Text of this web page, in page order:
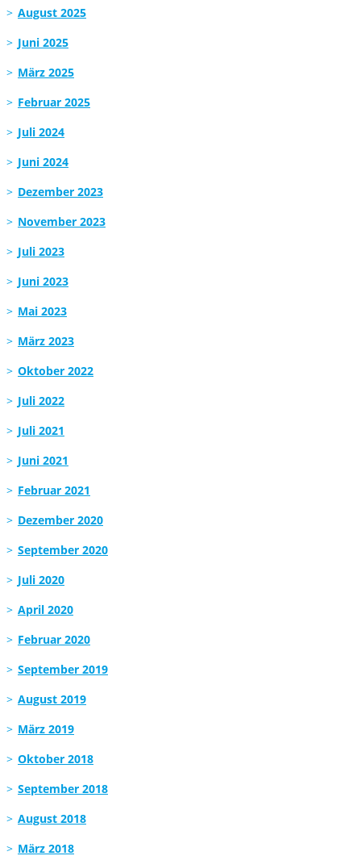
August 2025
Juni 2025
März 2025
Februar 2025
Juli 2024
Juni 2024
Dezember 2023
November 2023
Juli 2023
Juni 2023
Mai 2023
März 2023
Oktober 2022
Juli 2022
Juli 2021
Juni 2021
Februar 2021
Dezember 2020
September 2020
Juli 2020
April 2020
Februar 2020
September 2019
August 2019
März 2019
Oktober 2018
September 2018
August 2018
März 2018